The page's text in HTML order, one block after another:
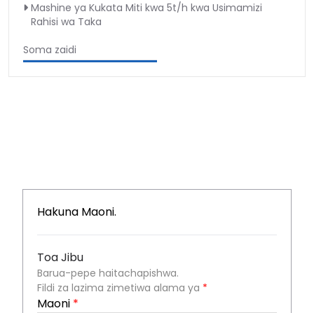
Mashine ya Kukata Miti kwa 5t/h kwa Usimamizi
Rahisi wa Taka
Soma zaidi
Hakuna Maoni.
Toa Jibu
Barua-pepe haitachapishwa.
Fildi za lazima zimetiwa alama ya *
Maoni *